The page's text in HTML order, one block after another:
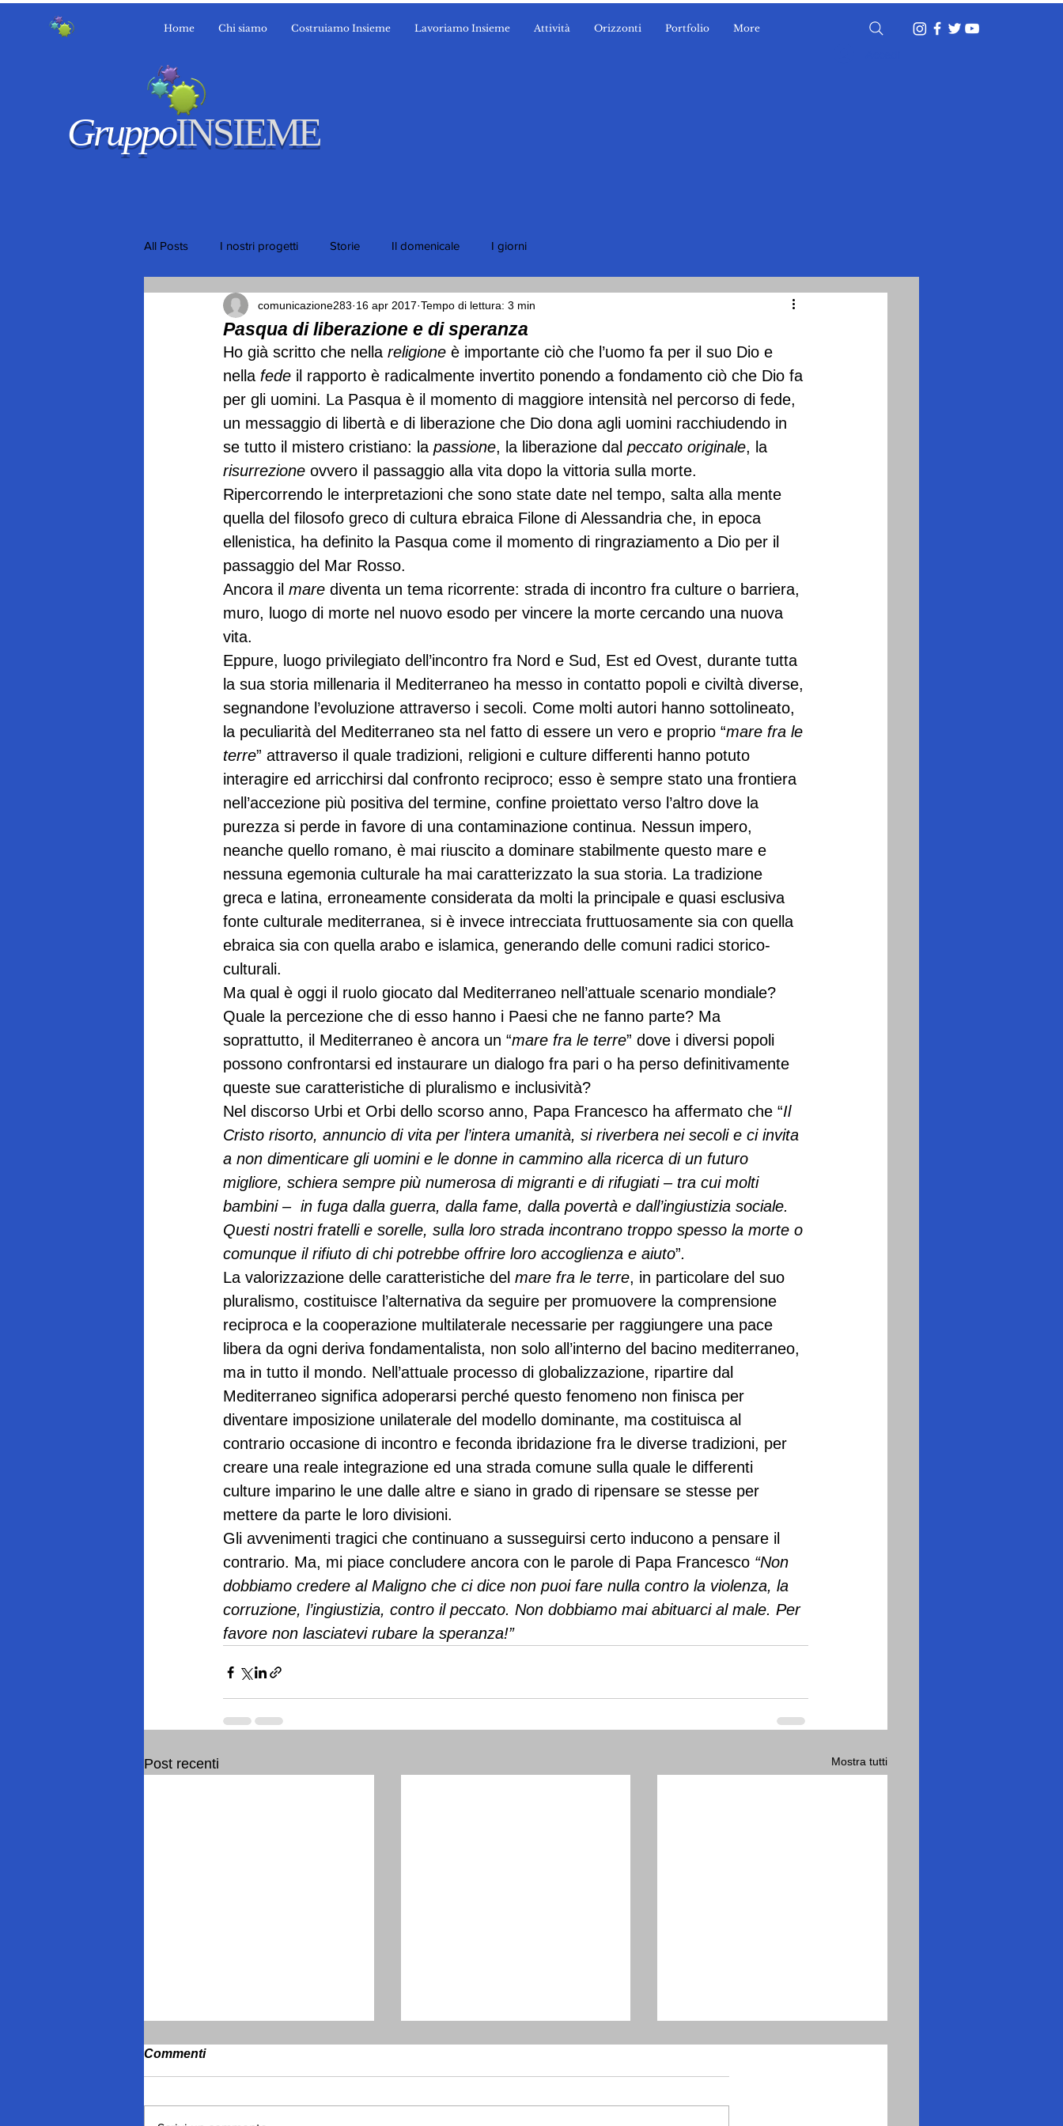
GruppoINSIEME
Home Chi siamo Costruiamo Insieme Lavoriamo Insieme Attività Orizzonti Portfolio More
All Posts I nostri progetti Storie Il domenicale I giorni
Pasqua di liberazione e di speranza
comunicazione283 16 apr 2017 Tempo di lettura: 3 min
Ho già scritto che nella religione è importante ciò che l’uomo fa per il suo Dio e
nella fede il rapporto è radicalmente invertito ponendo a fondamento ciò che Dio fa
per gli uomini. La Pasqua è il momento di maggiore intensità nel percorso di fede,
un messaggio di libertà e di liberazione che Dio dona agli uomini racchiudendo in
se tutto il mistero cristiano: la passione, la liberazione dal peccato originale, la
risurrezione ovvero il passaggio alla vita dopo la vittoria sulla morte.
Ripercorrendo le interpretazioni che sono state date nel tempo, salta alla mente
quella del filosofo greco di cultura ebraica Filone di Alessandria che, in epoca
ellenistica, ha definito la Pasqua come il momento di ringraziamento a Dio per il
passaggio del Mar Rosso.
Ancora il mare diventa un tema ricorrente: strada di incontro fra culture o barriera,
muro, luogo di morte nel nuovo esodo per vincere la morte cercando una nuova
vita.
Eppure, luogo privilegiato dell’incontro fra Nord e Sud, Est ed Ovest, durante tutta
la sua storia millenaria il Mediterraneo ha messo in contatto popoli e civiltà diverse,
segnandone l’evoluzione attraverso i secoli. Come molti autori hanno sottolineato,
la peculiarità del Mediterraneo sta nel fatto di essere un vero e proprio “mare fra le
terre” attraverso il quale tradizioni, religioni e culture differenti hanno potuto
interagire ed arricchirsi dal confronto reciproco; esso è sempre stato una frontiera
nell’accezione più positiva del termine, confine proiettato verso l’altro dove la
purezza si perde in favore di una contaminazione continua. Nessun impero,
neanche quello romano, è mai riuscito a dominare stabilmente questo mare e
nessuna egemonia culturale ha mai caratterizzato la sua storia. La tradizione
greca e latina, erroneamente considerata da molti la principale e quasi esclusiva
fonte culturale mediterranea, si è invece intrecciata fruttuosamente sia con quella
ebraica sia con quella arabo e islamica, generando delle comuni radici storico-
culturali.
Ma qual è oggi il ruolo giocato dal Mediterraneo nell’attuale scenario mondiale?
Quale la percezione che di esso hanno i Paesi che ne fanno parte? Ma
soprattutto, il Mediterraneo è ancora un “mare fra le terre” dove i diversi popoli
possono confrontarsi ed instaurare un dialogo fra pari o ha perso definitivamente
queste sue caratteristiche di pluralismo e inclusività?
Nel discorso Urbi et Orbi dello scorso anno, Papa Francesco ha affermato che “Il
Cristo risorto, annuncio di vita per l’intera umanità, si riverbera nei secoli e ci invita
a non dimenticare gli uomini e le donne in cammino alla ricerca di un futuro
migliore, schiera sempre più numerosa di migranti e di rifugiati – tra cui molti
bambini –  in fuga dalla guerra, dalla fame, dalla povertà e dall’ingiustizia sociale.
Questi nostri fratelli e sorelle, sulla loro strada incontrano troppo spesso la morte o
comunque il rifiuto di chi potrebbe offrire loro accoglienza e aiuto”.
La valorizzazione delle caratteristiche del mare fra le terre, in particolare del suo
pluralismo, costituisce l’alternativa da seguire per promuovere la comprensione
reciproca e la cooperazione multilaterale necessarie per raggiungere una pace
libera da ogni deriva fondamentalista, non solo all’interno del bacino mediterraneo,
ma in tutto il mondo. Nell’attuale processo di globalizzazione, ripartire dal
Mediterraneo significa adoperarsi perché questo fenomeno non finisca per
diventare imposizione unilaterale del modello dominante, ma costituisca al
contrario occasione di incontro e feconda ibridazione fra le diverse tradizioni, per
creare una reale integrazione ed una strada comune sulla quale le differenti
culture imparino le une dalle altre e siano in grado di ripensare se stesse per
mettere da parte le loro divisioni.
Gli avvenimenti tragici che continuano a susseguirsi certo inducono a pensare il
contrario. Ma, mi piace concludere ancora con le parole di Papa Francesco “Non
dobbiamo credere al Maligno che ci dice non puoi fare nulla contro la violenza, la
corruzione, l’ingiustizia, contro il peccato. Non dobbiamo mai abituarci al male. Per
favore non lasciatevi rubare la speranza!”
Post recenti Mostra tutti
Commenti